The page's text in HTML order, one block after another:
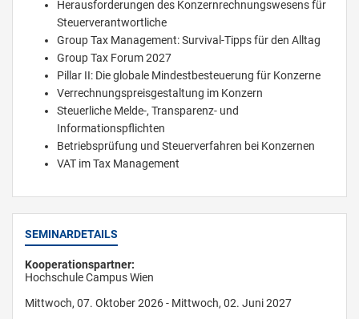
Herausforderungen des Konzernrechnungswesens für
Steuerverantwortliche
Group Tax Management: Survival-Tipps für den Alltag
Group Tax Forum 2027
Pillar II: Die globale Mindestbesteuerung für Konzerne
Verrechnungspreisgestaltung im Konzern
Steuerliche Melde-, Transparenz- und
Informationspflichten
Betriebsprüfung und Steuerverfahren bei Konzernen
VAT im Tax Management
SEMINARDETAILS
Kooperationspartner:
Hochschule Campus Wien
Mittwoch, 07. Oktober 2026 - Mittwoch, 02. Juni 2027